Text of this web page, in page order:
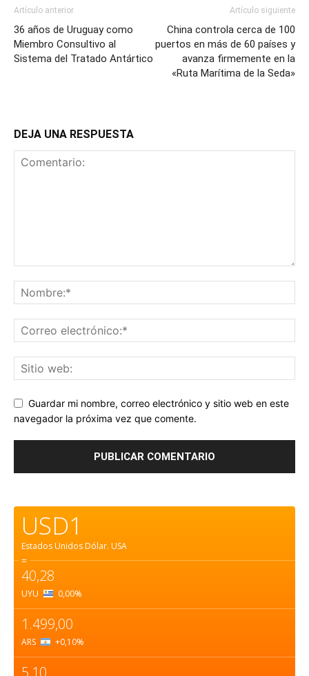
Artículo anterior
36 años de Uruguay como
Miembro Consultivo al
Sistema del Tratado Antártico
Artículo siguiente
China controla cerca de 100
puertos en más de 60 países y
avanza firmemente en la
«Ruta Marítima de la Seda»
DEJA UNA RESPUESTA
Guardar mi nombre, correo electrónico y sitio web en este
navegador la próxima vez que comente.
USD1
Estados Unidos Dólar. USA
=
40,28
UYU 0,00%
1.499,00
ARS +0,10%
5,10